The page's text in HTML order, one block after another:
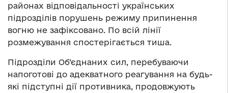
районах відповідальності українських
підрозділів порушень режиму припинення
вогню не зафіксовано. По всій лінії
розмежування спостерігається тиша.
Підрозділи Об’єднаних сил, перебуваючи
напоготові до адекватного реагування на будь-
які підступні дії противника, продовжують